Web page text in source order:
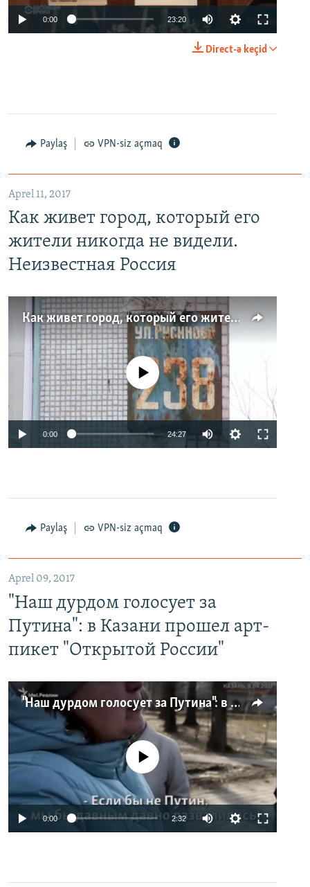
0:00 23:20
Direct-ə keçid
Paylaş VPN-siz açmaq
Aprel 11, 2017
Как живет город, который его
жители никогда не видели.
Неизвестная Россия
Как живет город, который его жители никогда не видели. Неизвестная Россия
No media source currently available
0:00 24:27
Paylaş VPN-siz açmaq
Aprel 09, 2017
"Наш дурдом голосует за
Путина": в Казани прошел арт-
пикет "Открытой России"
"Наш дурдом голосует за Путина": в Казани прошел арт-пикет "Открытой России"
No media source currently available
0:00 2:32